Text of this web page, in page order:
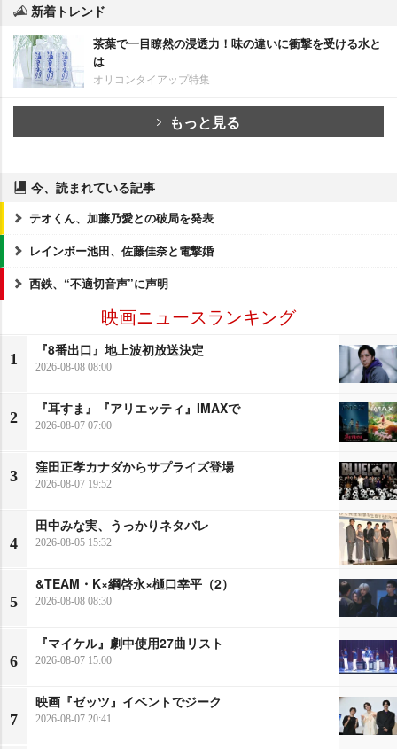
新着トレンド
茶葉で一目瞭然の浸透力！味の違いに衝撃を受ける水と
は
オリコンタイアップ特集
もっと見る
今、読まれている記事
テオくん、加藤乃愛との破局を発表
レインボー池田、佐藤佳奈と電撃婚
西鉄、“不適切音声”に声明
映画ニュースランキング
1
『8番出口』地上波初放送決定
2026-08-08 08:00
2
『耳すま』『アリエッティ』IMAXで
2026-08-07 07:00
3
窪田正孝カナダからサプライズ登場
2026-08-07 19:52
4
田中みな実、うっかりネタバレ
2026-08-05 15:32
5
&TEAM・K×綱啓永×樋口幸平（2）
2026-08-08 08:30
6
『マイケル』劇中使用27曲リスト
2026-08-07 15:00
7
映画『ゼッツ』イベントでジーク
2026-08-07 20:41